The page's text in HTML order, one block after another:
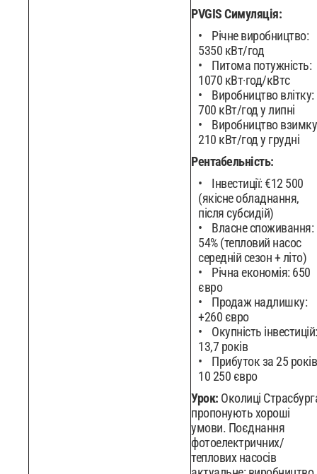
PVGIS Симуляція:
Річне виробництво:
5350 кВт/год
Питома потужність:
1070 кВт·год/кВтc
Виробництво влітку:
700 кВт/год у липні
Виробництво
210 кВт/год у грудні
Рентабельність:
Інвестиції: €12 500
(якісне обладнання,
після субсидій)
Власне споживання:
54% (тепловий насос
середній сезон + літо)
Річна економія: 650
євро
Продаж надлишку:
+260 євро
Окупність інвестицій:
13,7 років
Прибуток за 25
10 250 євро
Урок: Околиці
пропонують хороші
умови. Поєднання
фотоелектричних/
теплових насосів